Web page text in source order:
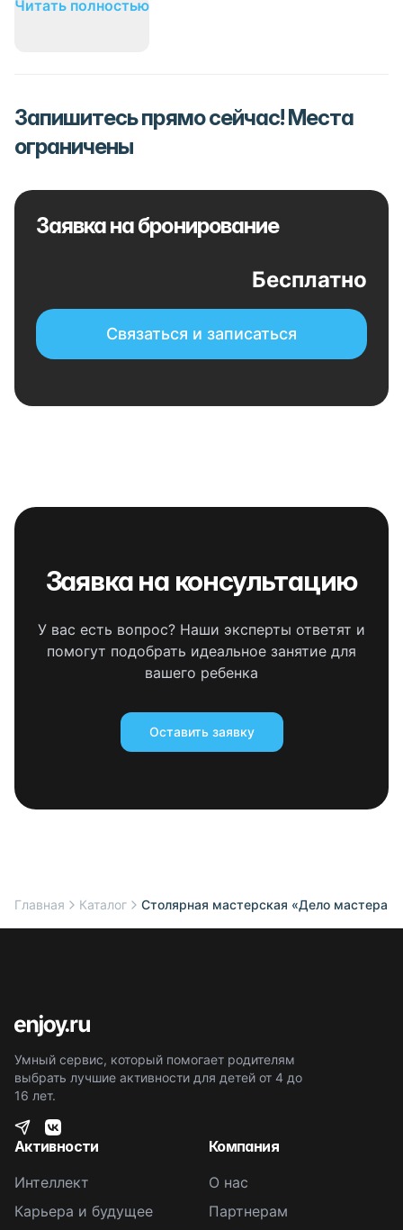
Читать полностью
Запишитесь прямо сейчас! Места
ограничены
Заявка на бронирование
Бесплатно
Связаться и записаться
Заявка на консультацию
У вас есть вопрос? Наши эксперты ответят и
помогут подобрать идеальное занятие для
вашего ребенка
Оставить заявку
Главная Каталог Столярная мастерская «Дело мастера
Умный сервис, который помогает родителям
выбрать лучшие активности для детей от 4 до
16 лет.
Активности
Интеллект
Карьера и будущее
Компания
О нас
Партнерам